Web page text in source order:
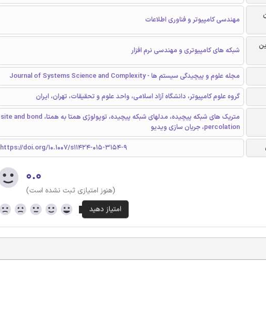
مهندسی کامپیوتر و فناوری اطلاعات
شبکه های کامپیوتری و مهندسی نرم افزار
مجله علوم و پیچیدگی سیستم ها - Journal of Systems Science and Complexity
گروه علوم کامپیوتر، دانشگاه آزاد اسلامی، واحد علوم و تحقیقات، تهران، ایران
متریک های شبکه پیچیده، مدلهای شبکه پیچیده، توپولوژی همتا به همتا، site and bond
percolation، جریان سازی ویدیو
https://doi.org/10.1007/s11424-015-3154-9
۰.۰
(هنوز امتیازی ثبت نشده است)